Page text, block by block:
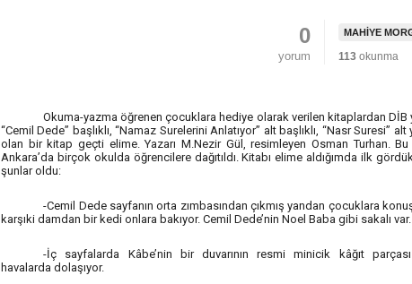
MAHIYE
113 okunma
0
yorum
Okuma-yazma öğrenen çocuklara hediye olarak verilen kitaplardan DİB
“Cemil Dede” başlıklı, “Namaz Surelerini Anlatıyor” alt başlıklı, “Nasr Suresi” alt
olan bir kitap geçti elime. Yazarı M.Nezir Gül, resimleyen Osman Turhan.
Ankara’da birçok okulda öğrencilere dağıtıldı. Kitabı elime aldığımda ilk
şunlar oldu:
-Cemil Dede sayfanın orta zımbasından çıkmış yandan çocuklara
karşıki damdan bir kedi onlara bakıyor. Cemil Dede’nin Noel Baba gibi sakalı var.
-İç sayfalarda Kâbe’nin bir duvarının resmi minicik kâğıt
havalarda dolaşıyor.